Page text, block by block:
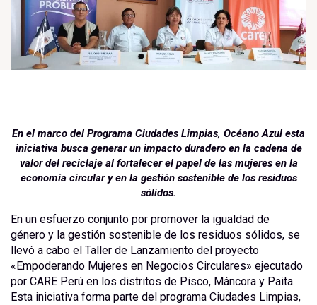
En el marco del Programa Ciudades Limpias, Océano Azul esta
iniciativa busca generar un impacto duradero en la cadena de
valor del reciclaje al fortalecer el papel de las mujeres en la
economía circular y en la gestión sostenible de los residuos
sólidos.
En un esfuerzo conjunto por promover la igualdad de
género y la gestión sostenible de los residuos sólidos, se
llevó a cabo el Taller de Lanzamiento del proyecto
«Empoderando Mujeres en Negocios Circulares» ejecutado
por CARE Perú en los distritos de Pisco, Máncora y Paita.
Esta iniciativa forma parte del programa Ciudades Limpias,